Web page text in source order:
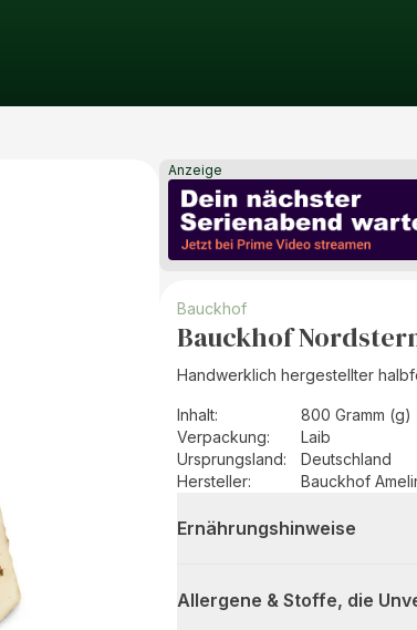
Anzeige
Bauckhof
Bauckhof
Handwerklich hergestellter
Inhalt:
800 Gramm (g)
Verpackung:
Laib
Ursprungsland:
Deutschland
Hersteller: Bauckhof
Ernährungshinweise
Allergene & Stoffe, die